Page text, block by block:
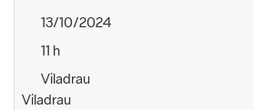
13/10/2024
11 h
Viladrau
Viladrau